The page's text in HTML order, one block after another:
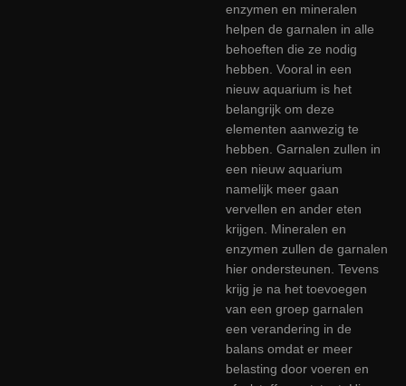
enzymen en mineralen
helpen de garnalen in alle
behoeften die ze nodig
hebben. Vooral in een
nieuw aquarium is het
belangrijk om deze
elementen aanwezig te
hebben. Garnalen zullen in
een nieuw aquarium
namelijk meer gaan
vervellen en ander eten
krijgen. Mineralen en
enzymen zullen de garnalen
hier ondersteunen. Tevens
krijg je na het toevoegen
van een groep garnalen
een verandering in de
balans omdat er meer
belasting door voeren en